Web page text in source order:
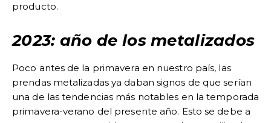
producto.
2023: año de los metalizados
Poco antes de la primavera en nuestro país, las
prendas metalizadas ya daban signos de que serían
una de las tendencias más notables en la temporada
primavera-verano del presente año. Esto se debe a